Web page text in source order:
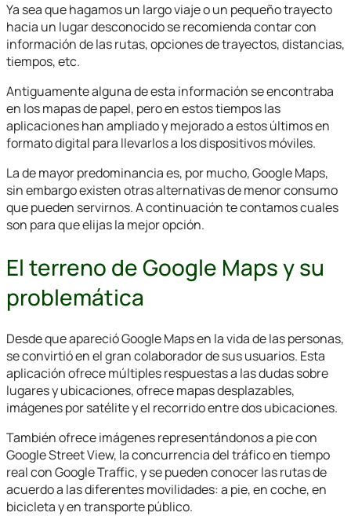
Ya sea que hagamos un largo viaje o un pequeño trayecto
hacia un lugar desconocido se recomienda contar con
información de las rutas, opciones de trayectos, distancias,
tiempos, etc.
Antiguamente alguna de esta información se encontraba
en los mapas de papel, pero en estos tiempos las
aplicaciones han ampliado y mejorado a estos últimos en
formato digital para llevarlos a los dispositivos móviles.
La de mayor predominancia es, por mucho, Google Maps,
sin embargo existen otras alternativas de menor consumo
que pueden servirnos. A continuación te contamos cuales
son para que elijas la mejor opción.
El terreno de Google Maps y su
problemática
Desde que apareció Google Maps en la vida de las personas,
se convirtió en el gran colaborador de sus usuarios. Esta
aplicación ofrece múltiples respuestas a las dudas sobre
lugares y ubicaciones, ofrece mapas desplazables,
imágenes por satélite y el recorrido entre dos ubicaciones.
También ofrece imágenes representándonos a pie con
Google Street View, la concurrencia del tráfico en tiempo
real con Google Traffic, y se pueden conocer las rutas de
acuerdo a las diferentes movilidades: a pie, en coche, en
bicicleta y en transporte público.